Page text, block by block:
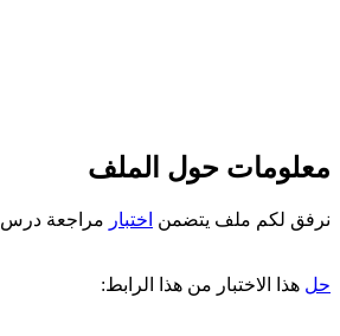
معلومات حول الملف
نرفق لكم ملف يتضمن اختبار مراجعة درس
حل هذا الاختبار من هذا الرابط: